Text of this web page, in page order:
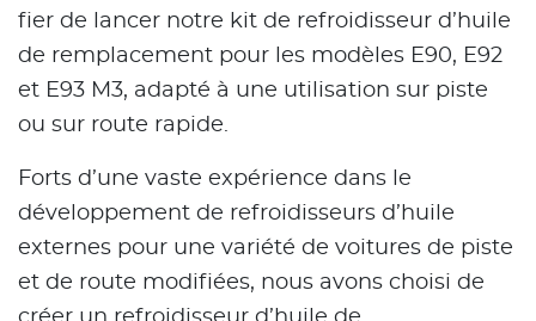
fier de lancer notre kit de refroidisseur d’huile
de remplacement pour les modèles E90, E92
et E93 M3, adapté à une utilisation sur piste
ou sur route rapide.
Forts d’une vaste expérience dans le
développement de refroidisseurs d’huile
externes pour une variété de voitures de piste
et de route modifiées, nous avons choisi de